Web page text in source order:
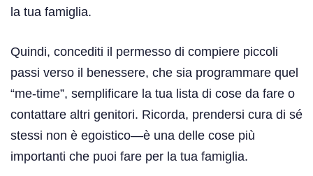
la tua famiglia.
Quindi, concediti il permesso di compiere piccoli
passi verso il benessere, che sia programmare quel
“me-time”, semplificare la tua lista di cose da fare o
contattare altri genitori. Ricorda, prendersi cura di sé
stessi non è egoistico—è una delle cose più
importanti che puoi fare per la tua famiglia.